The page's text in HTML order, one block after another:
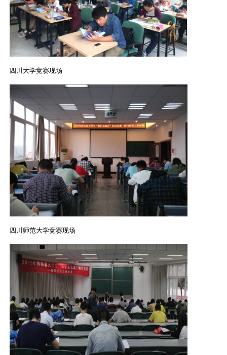
四川大学竞赛现场
四川师范大学竞赛现场